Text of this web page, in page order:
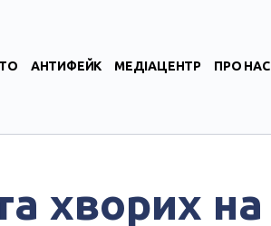
АНТИФЕЙК МЕДІАЦЕНТР ПРО НАС
хворих на